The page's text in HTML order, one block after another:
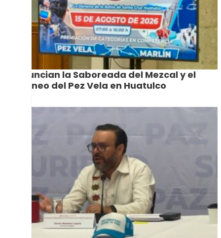
Anuncian la Saboreada del Mezcal y el
Torneo del Pez Vela en Huatulco